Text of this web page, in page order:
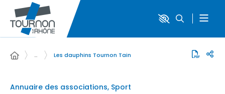
… Les dauphins Tournon Tain
Annuaire des associations, Sport